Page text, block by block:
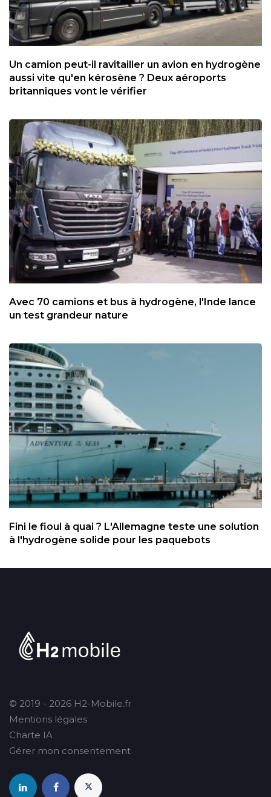
Un camion peut-il ravitailler un avion en hydrogène
aussi vite qu'en kérosène ? Deux aéroports
britanniques vont le vérifier
Avec 70 camions et bus à hydrogène, l'Inde lance
un test grandeur nature
Fini le fioul à quai ? L'Allemagne teste une solution
à l'hydrogène solide pour les paquebots
© 2019 - 2026 H2-Mobile.fr
Mentions légales
Charte IA
Gérer mon consentement